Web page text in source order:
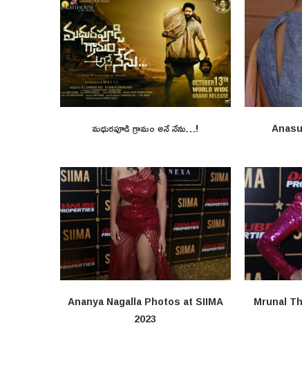
మధురపూడి గ్రామం అనే నేను…!
Ananya Nagalla Photos at SIIMA
2023
Mrunal